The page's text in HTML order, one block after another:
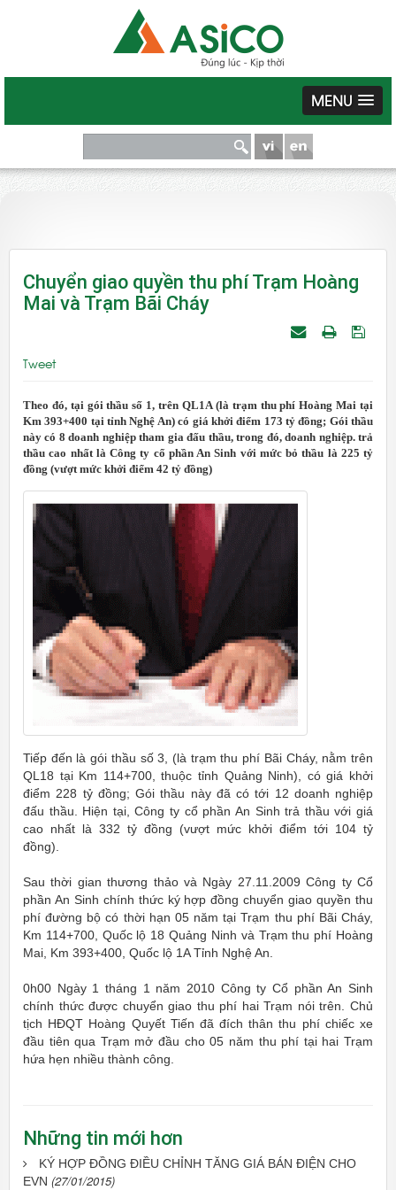
MENU
Chuyển giao quyền thu phí Trạm Hoàng
Mai và Trạm Bãi Cháy
Tweet
Theo đó, tại gói thầu số 1, trên QL1A (là trạm thu phí Hoàng Mai tại
Km 393+400 tại tỉnh Nghệ An) có giá khởi điểm 173 tỷ đồng; Gói thầu
này có 8 doanh nghiệp tham gia đấu thầu, trong đó, doanh nghiệp. trả
thầu cao nhất là Công ty cổ phần An Sinh với mức bỏ thầu là 225 tỷ
đồng (vượt mức khởi điểm 42 tỷ đồng)
Tiếp đến là gói thầu số 3, (là trạm thu phí Bãi Cháy, nằm trên
QL18 tại Km 114+700, thuộc tỉnh Quảng Ninh), có giá khởi
điểm 228 tỷ đồng; Gói thầu này đã có tới 12 doanh nghiệp
đấu thầu. Hiện tại, Công ty cổ phần An Sinh trả thầu với giá
cao nhất là 332 tỷ đồng (vượt mức khởi điểm tới 104 tỷ
đồng).
Sau thời gian thương thảo và Ngày 27.11.2009 Công ty Cổ
phần An Sinh chính thức ký hợp đồng chuyển giao quyền thu
phí đường bộ có thời hạn 05 năm tại Trạm thu phí Bãi Cháy,
Km 114+700, Quốc lộ 18 Quảng Ninh và Trạm thu phí Hoàng
Mai, Km 393+400, Quốc lộ 1A Tỉnh Nghệ An.
0h00 Ngày 1 tháng 1 năm 2010 Công ty Cổ phần An Sinh
chính thức được chuyển giao thu phí hai Trạm nói trên. Chủ
tịch HĐQT Hoàng Quyết Tiến đã đích thân thu phí chiếc xe
đầu tiên qua Trạm mở đầu cho 05 năm thu phí tại hai Trạm
hứa hẹn nhiều thành công.
Những tin mới hơn
KÝ HỢP ĐỒNG ĐIỀU CHỈNH TĂNG GIÁ BÁN ĐIỆN CHO
EVN (27/01/2015)